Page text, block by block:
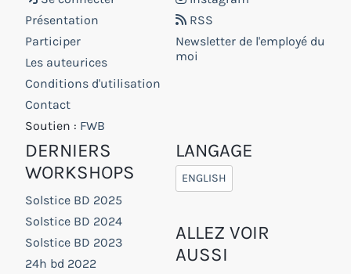
Présentation
Participer
Les auteurices
Conditions d'utilisation
Contact
Soutien : FWB
RSS
Newsletter de l'employé du
moi
DERNIERS
WORKSHOPS
Solstice BD 2025
Solstice BD 2024
Solstice BD 2023
24h bd 2022
LANGAGE
ENGLISH
ALLEZ VOIR
AUSSI